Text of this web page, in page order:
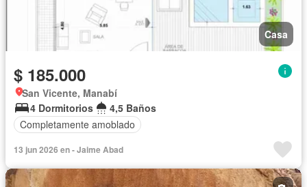
Casa
$ 185.000
San Vicente, Manabí
4 Dormitorios
4,5 Baños
Completamente amoblado
13 jun 2026 en - Jaime Abad